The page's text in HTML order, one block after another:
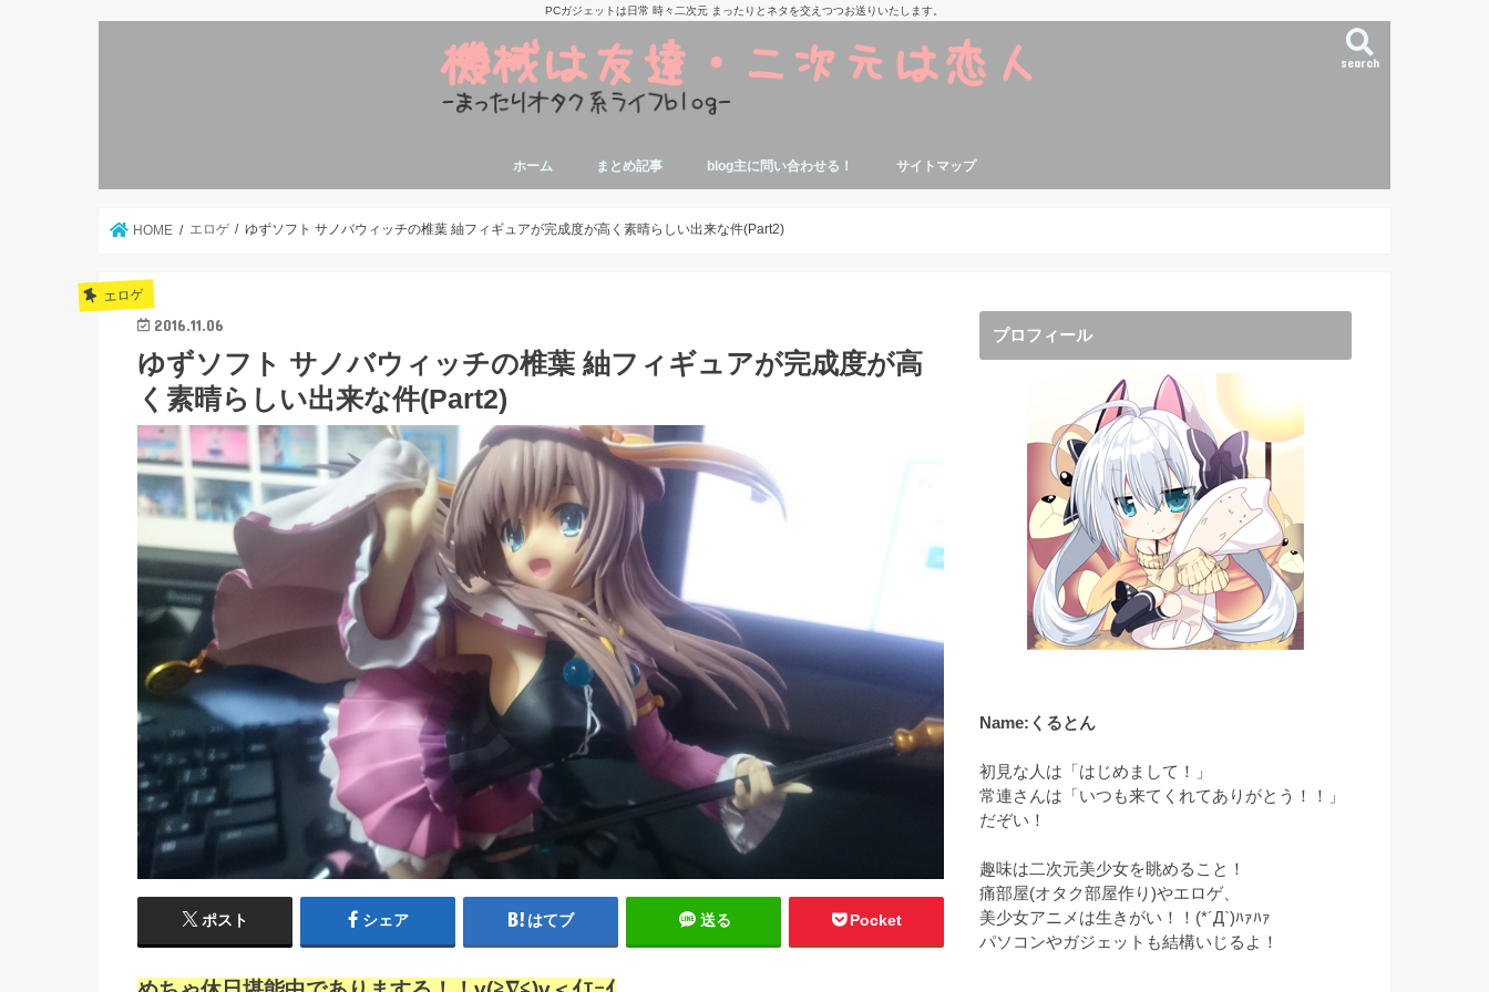
PCガジェットは日常 時々二次元 まったりとネタを交えつつお送りいたします。
search
ホーム まとめ記事
事
blog主に問い合わせる！ サイトマップ
HOME エロゲ ゆずソフト サノバウィッチの椎葉 紬フィギュアが完成度が高く素晴らしい出来な件(Part2)
エロゲ
2016.11.06
ゆずソフト サノバウィッチの椎葉 紬フィギュアが完成度が高
く素晴らしい出来な件(Part2)
ポスト シェア はてブ 送る Pocket
プロフィール
Name:くるとん
初見な人は「はじめまして！」
常連さんは「いつも来てくれてありがとう！！」
だぞい！
趣味は二次元美少女を眺めること！
痛部屋(オタク部屋作り)やエロゲ、
美少女アニメは生きがい！！(*´Д`)ﾊｧﾊｧ
パソコンやガジェットも結構いじるよ！